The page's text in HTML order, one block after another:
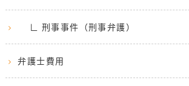
∟ 刑事事件（刑事弁護）
弁護士費用